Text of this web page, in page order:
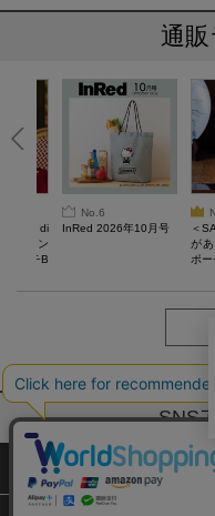
通
di
ティン
ポーチB
No.6
InRed 2026年10月号
＜
が
ポ
SNS
サイトマップ